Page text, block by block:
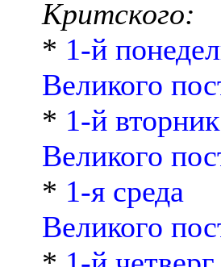
Критского:
* 1-й
Великого
* 1-й вторник
Великого
* 1-я среда
Великого